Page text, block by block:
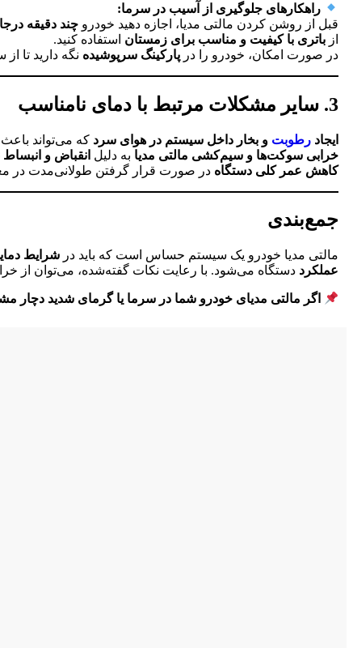
راهکارهای جلوگیری از آسیب در سرما:
قبل از روشن کردن مالتی مدیا، اجازه دهید خودرو چند دقیقه
از باتری با کیفیت و مناسب برای زمستان استفاده کنید.
در صورت امکان، خودرو را در پارکینگ سرپوشیده نگه دارید تا
3. سایر مشکلات مرتبط با دمای نامناسب
ایجاد رطوبت و بخار داخل سیستم در هوای سرد که می‌تواند باعث
خرابی سوکت‌ها و سیم‌کشی مالتی مدیا به دلیل انقباض و
کاهش عمر کلی دستگاه در صورت قرار گرفتن طولانی‌مدت در
جمع‌بندی
مالتی مدیا خودرو یک سیستم حساس است که باید در شرایط
عملکرد دستگاه می‌شود. با رعایت نکات گفته‌شده، می‌توان از
اگر مالتی مدیای خودرو شما در سرما یا گرمای شدید دچار